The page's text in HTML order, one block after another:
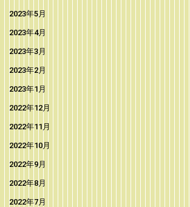
2023年5月
2023年4月
2023年3月
2023年2月
2023年1月
2022年12月
2022年11月
2022年10月
2022年9月
2022年8月
2022年7月